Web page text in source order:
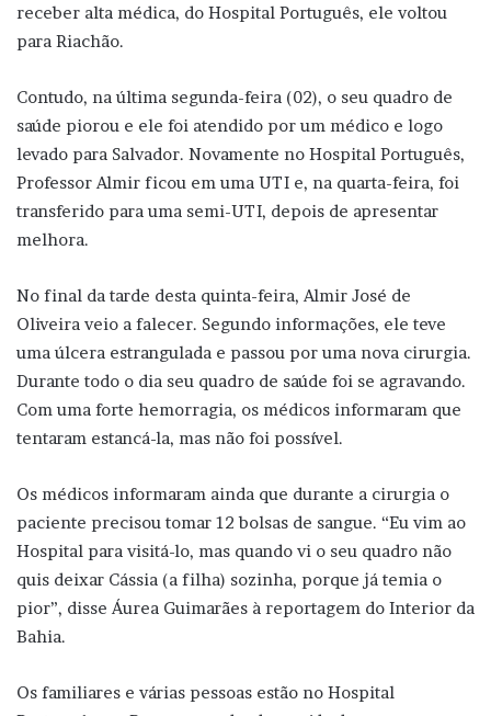
receber alta médica, do Hospital Português, ele voltou
para Riachão.
Contudo, na última segunda-feira (02), o seu quadro de
saúde piorou e ele foi atendido por um médico e logo
levado para Salvador. Novamente no Hospital Português,
Professor Almir ficou em uma UTI e, na quarta-feira, foi
transferido para uma semi-UTI, depois de apresentar
melhora.
No final da tarde desta quinta-feira, Almir José de
Oliveira veio a falecer. Segundo informações, ele teve
uma úlcera estrangulada e passou por uma nova cirurgia.
Durante todo o dia seu quadro de saúde foi se agravando.
Com uma forte hemorragia, os médicos informaram que
tentaram estancá-la, mas não foi possível.
Os médicos informaram ainda que durante a cirurgia o
paciente precisou tomar 12 bolsas de sangue. “Eu vim ao
Hospital para visitá-lo, mas quando vi o seu quadro não
quis deixar Cássia (a filha) sozinha, porque já temia o
pior”, disse Áurea Guimarães à reportagem do Interior da
Bahia.
Os familiares e várias pessoas estão no Hospital